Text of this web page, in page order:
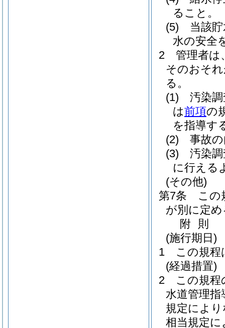
ること。
(5)
当該
水の安全
2
管理者は
そのおそ
る。
(1)
汚染
は前項の
を指導す
(2)
事故
(3)
汚染
に行える
(その他)
第7条
この
が別に定
附 則
(施行期日)
1
この規程
(経過措置)
2
この規程
水道管理指
規定によ
相当規定